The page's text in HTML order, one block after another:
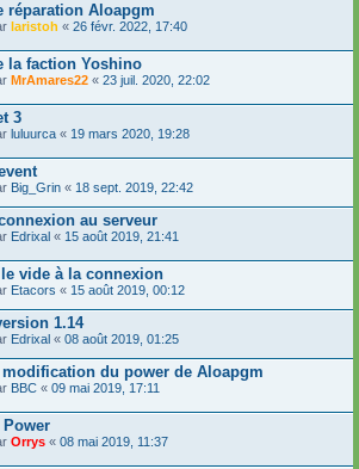
réparation Aloapgm
laristoh « 26 févr. 2022, 17:40
la faction Yoshino
MrAmares22 « 23 juil. 2020, 22:02
3
luluurca « 19 mars 2020, 19:28
Big_Grin « 18 sept. 2019, 22:42
au serveur
Edrixal « 15 août 2019, 21:41
vide à la connexion
Etacors « 15 août 2019, 00:12
1.14
Edrixal « 08 août 2019, 01:25
du power de Aloapgm
BBC « 09 mai 2019, 17:11
Orrys « 08 mai 2019, 11:37